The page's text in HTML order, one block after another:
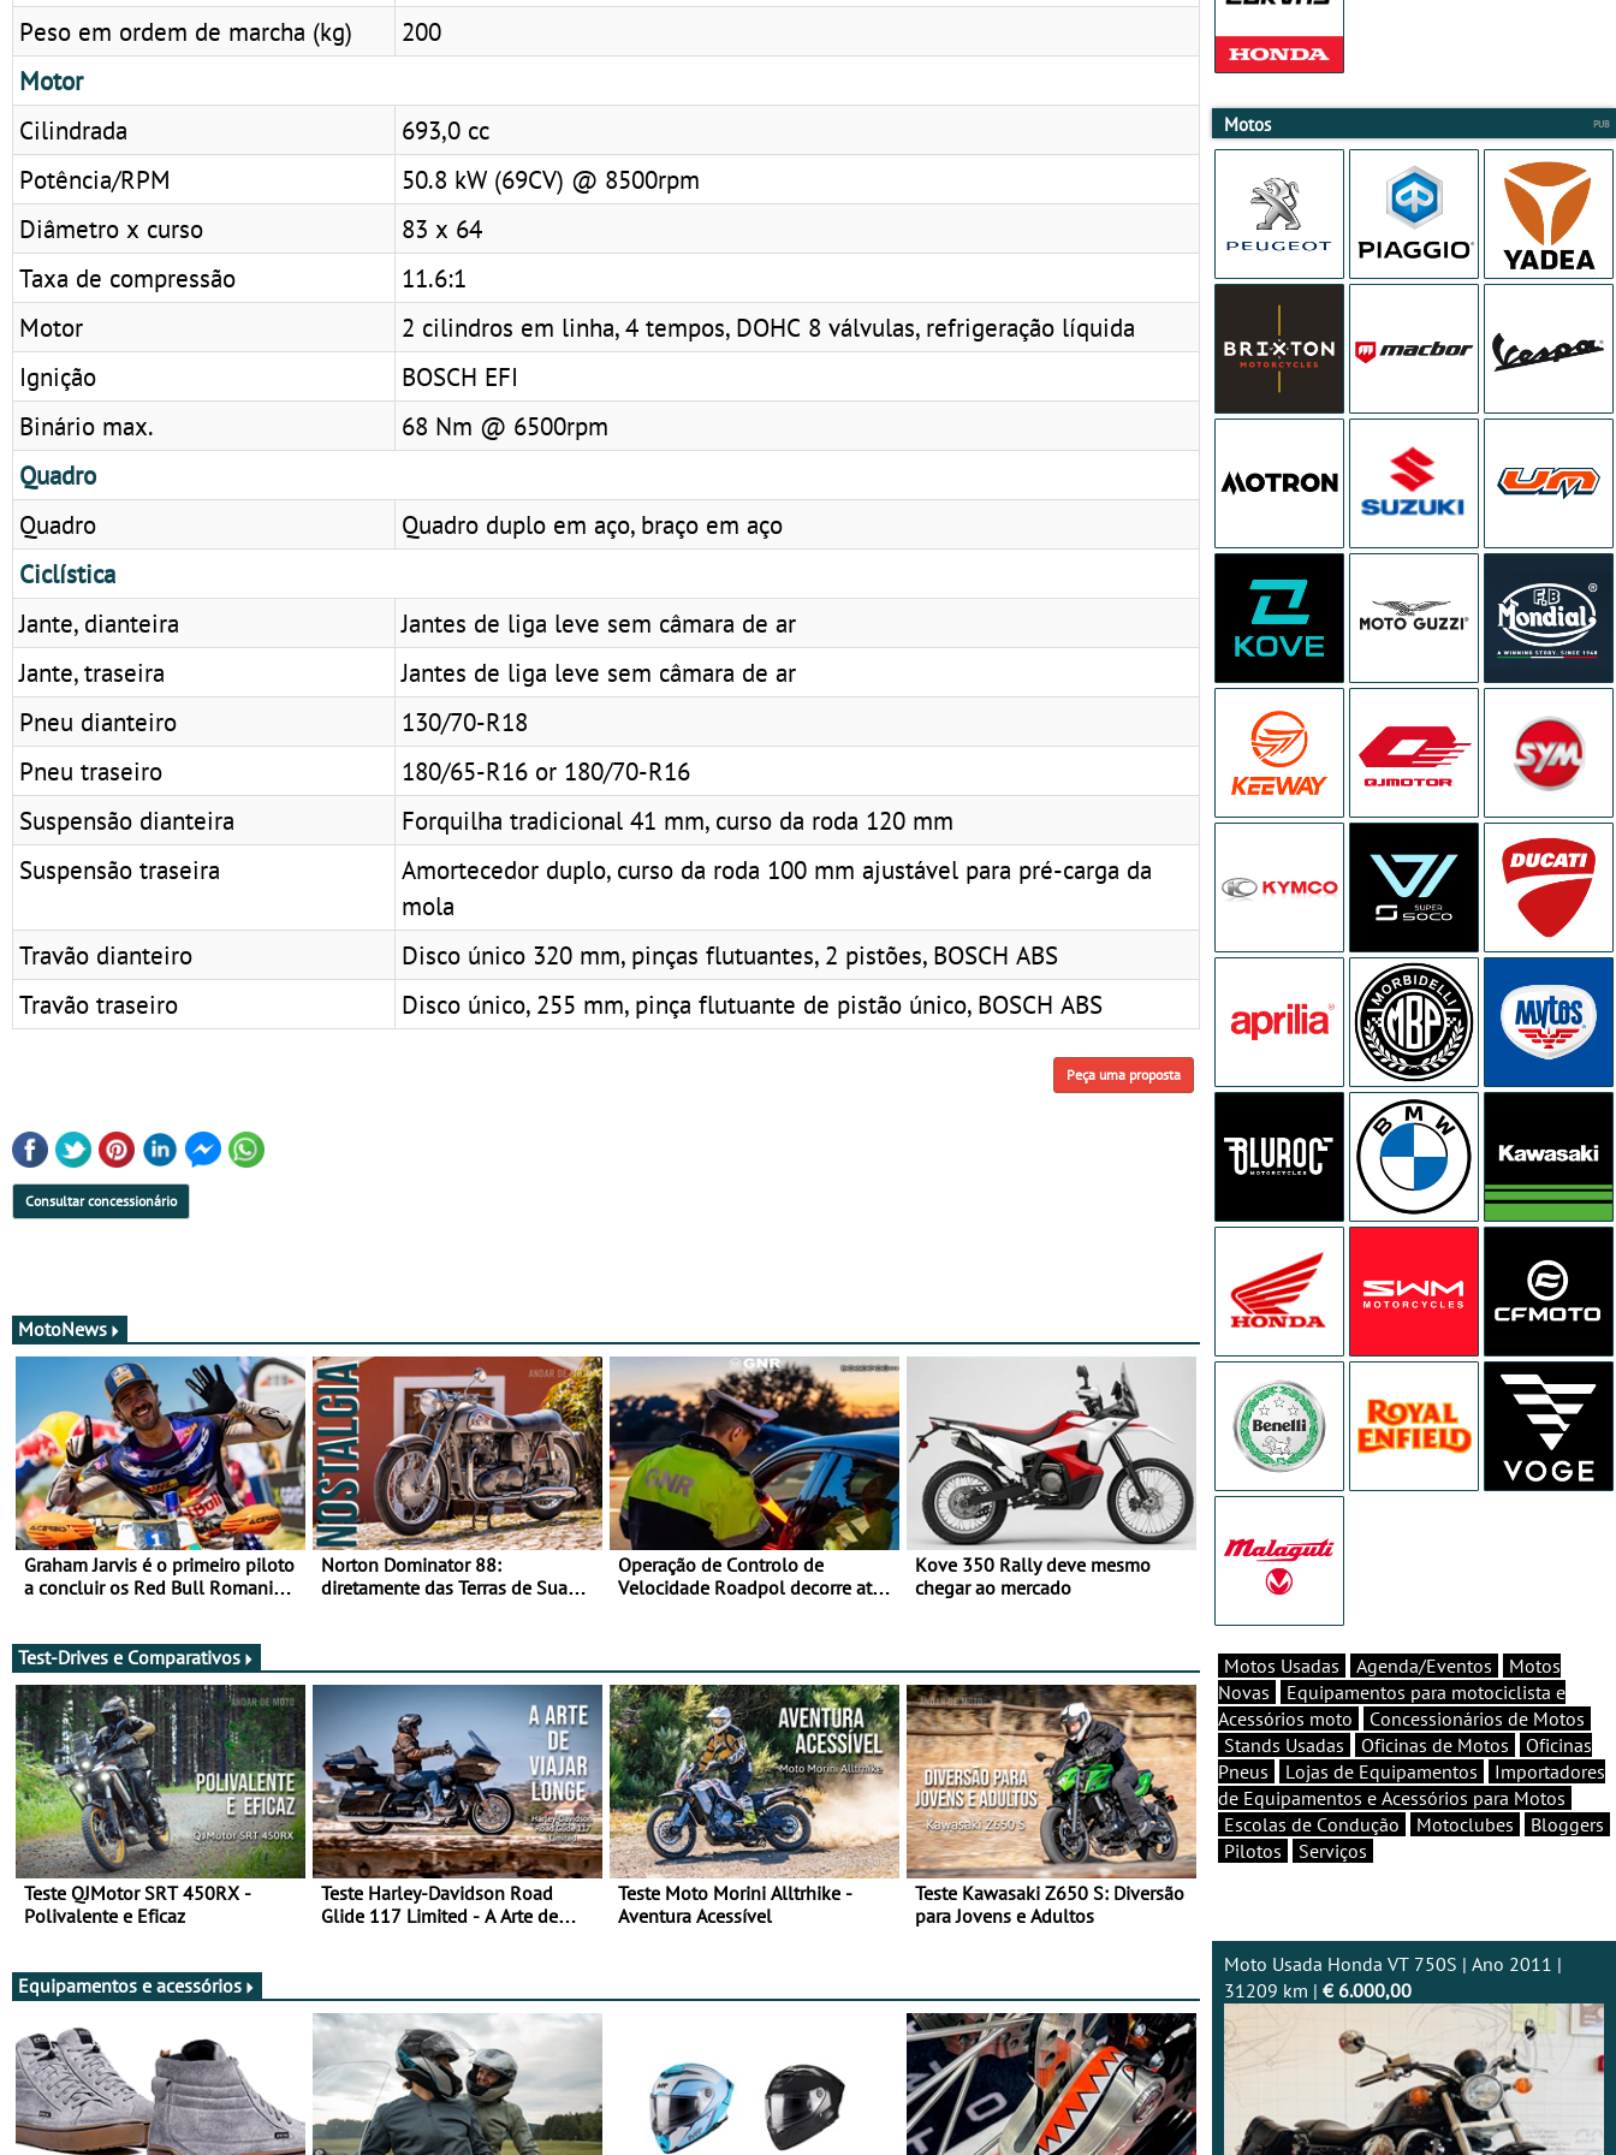
Peso em ordem de marcha (kg)
200
Motor
Cilindrada
693,0 cc
Potência/RPM
50.8 kW (69CV) @ 8500rpm
Diâmetro x curso
83 x 64
Taxa de compressão
11.6:1
Motor
2 cilindros em linha, 4 tempos, DOHC 8 válvulas, refrigeração líquida
Ignição
BOSCH EFI
Binário max.
68 Nm @ 6500rpm
Quadro
Quadro
Quadro duplo em aço, braço em aço
Ciclística
Jante, dianteira
Jantes de liga leve sem câmara de ar
Jante, traseira
Jantes de liga leve sem câmara de ar
Pneu dianteiro
130/70-R18
Pneu traseiro
180/65-R16 or 180/70-R16
Suspensão dianteira
Forquilha tradicional 41 mm, curso da roda 120 mm
Suspensão traseira
Amortecedor duplo, curso da roda 100 mm ajustável para pré-carga da
mola
Travão dianteiro
Disco único 320 mm, pinças flutuantes, 2 pistões, BOSCH ABS
Travão traseiro
Disco único, 255 mm, pinça flutuante de pistão único, BOSCH ABS
Peça uma proposta
Consultar concessionário
MotoNews
Graham Jarvis é o primeiro piloto
a concluir os Red Bull Romaniacs
Norton Dominator 88:
diretamente das Terras de Sua
Operação de Controlo de
Velocidade Roadpol decorre até
Kove 350 Rally deve mesmo
chegar ao mercado
Test-Drives e Comparativos
Teste QJMotor SRT 450RX -
Polivalente e Eficaz
Teste Harley-Davidson Road
Glide 117 Limited - A Arte de
Teste Moto Morini Alltrhike -
Aventura Acessível
Teste Kawasaki Z650 S: Diversão
para Jovens e Adultos
Equipamentos e acessórios
Motos
Motos Usadas Agenda/Eventos
Motos
Novas
Equipamentos para motociclista e
Acessórios moto
Concessionários de Motos
Stands Usadas
Oficinas de Motos
Oficinas
Pneus
Lojas de Equipamentos
Importadores
de Equipamentos e Acessórios para Motos
Escolas de Condução
Motoclubes
Bloggers
Pilotos
Serviços
Moto Usada Honda VT 750S | Ano 2011 |
31209 km | € 6.000,00